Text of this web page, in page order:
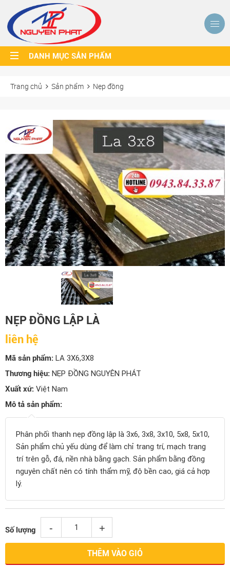
DANH MỤC SẢN PHẨM
Trang chủ Sản phẩm Nẹp đồng
NẸP ĐỒNG LẬP LÀ
liên hệ
Mã sản phẩm: LA 3X6,3X8
Thương hiệu: NẸP ĐỒNG NGUYÊN PHÁT
Xuất xứ: Việt Nam
Mô tả sản phẩm:
Phân phối thanh nẹp đồng lập là 3x6, 3x8, 3x10, 5x8, 5x10,
Sản phẩm chủ yếu dùng để làm chỉ trang trí, mạch trang
trí trên gỗ, đá, nền nhà bằng gạch. Sản phẩm bằng đồng
nguyên chất nên có tính thẩm mỹ, độ bền cao, giá cả hợp
lý.
Số lượng +
-
THÊM VÀO GIỎ